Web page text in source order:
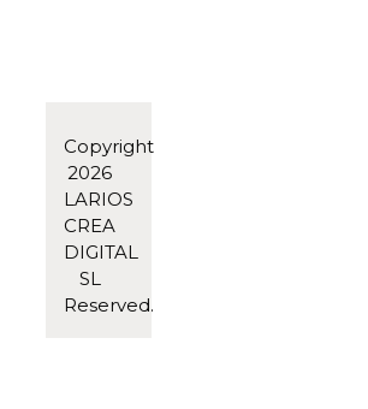
Copyright
2026
LARIOS
CREA
DIGITAL
SL
Reserved.